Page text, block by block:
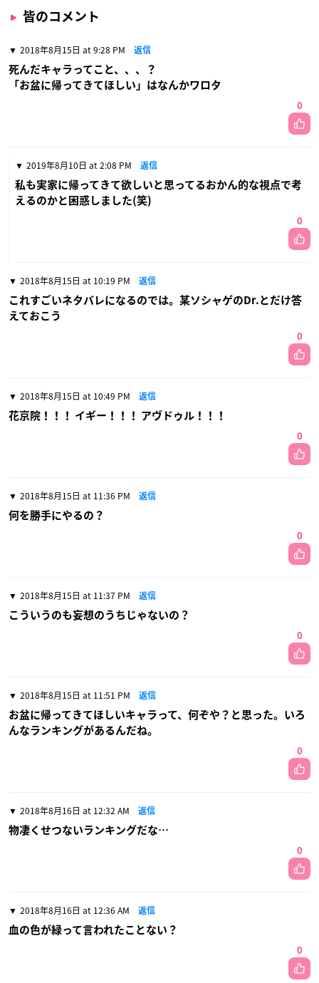
皆のコメント
2018年8月15日 at 9:28 PM 返信
死んだキャラってこと、、、？
「お盆に帰ってきてほしい」はなんかワロタ
0
2019年8月10日 at 2:08 PM 返信
私も実家に帰ってきて欲しいと思ってるおかん的な視点で考
えるのかと困惑しました(笑)
0
2018年8月15日 at 10:19 PM 返信
これすごいネタバレになるのでは。某ソシャゲのDr.とだけ答
えておこう
0
2018年8月15日 at 10:49 PM 返信
花京院！！！ イギー！！！ アヴドゥル！！！
0
2018年8月15日 at 11:36 PM 返信
何を勝手にやるの？
0
2018年8月15日 at 11:37 PM 返信
こういうのも妄想のうちじゃないの？
0
2018年8月15日 at 11:51 PM 返信
お盆に帰ってきてほしいキャラって、何ぞや？と思った。いろ
んなランキングがあるんだね。
0
2018年8月16日 at 12:32 AM 返信
物凄くせつないランキングだな…
0
2018年8月16日 at 12:36 AM 返信
血の色が緑って言われたことない？
0